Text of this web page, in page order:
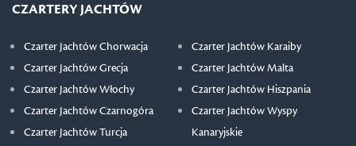
CZARTERY JACHTÓW
Czarter Jachtów Chorwacja
Czarter Jachtów Grecja
Czarter Jachtów Włochy
Czarter Jachtów Czarnogóra
Czarter Jachtów Turcja
Czarter Jachtów Karaiby
Czarter Jachtów Malta
Czarter Jachtów Hiszpania
Czarter Jachtów Wyspy
Kanaryjskie